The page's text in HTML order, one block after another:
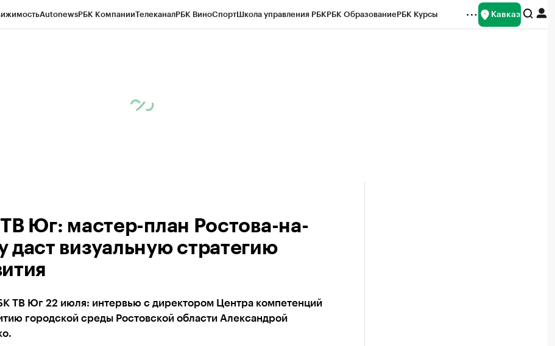
AutonewsРБК КомпанииТелеканалРБК ВиноСпортШкола управления РБКРБК ОбразованиеРБК Курсы Кавказ
Юг: мастер-план Ростова-на-
даст визуальную стратегию
ТВ Юг 22 июля: интервью с директором Центра компетенций
городской среды Ростовской области Александрой